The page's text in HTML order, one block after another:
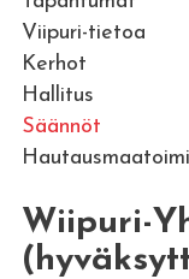
Viipuri-tietoa
Kerhot
Hallitus
Säännöt
Wiipuri-